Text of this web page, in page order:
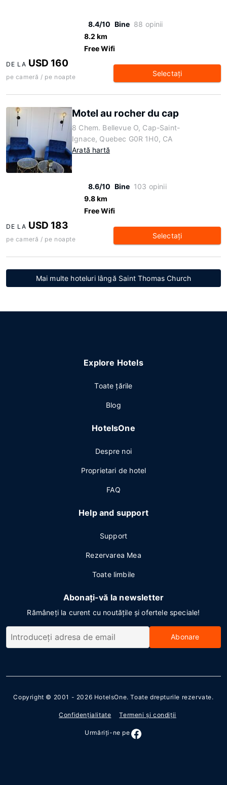
8.4/10 Bine 88 opinii
8.2 km
Free Wifi
DE LA USD 160
pe cameră / pe noapte Selectaţi
Motel au rocher du cap
8 Chem. Bellevue O, Cap-Saint-
Ignace, Quebec G0R 1H0, CA
Arată hartă
8.6/10 Bine 103 opinii
9.8 km
Free Wifi
DE LA USD 183
pe cameră / pe noapte Selectaţi
Mai multe hoteluri lângă Saint Thomas Church
Explore Hotels
Toate ţările
Blog
HotelsOne
Despre noi
Proprietari de hotel
FAQ
Help and support
Support
Rezervarea Mea
Toate limbile
Abonați-vă la newsletter
Rămâneți la curent cu noutățile și ofertele speciale!
Abonare
Copyright © 2001 - 2026 HotelsOne. Toate drepturile rezervate.
Confidenţialitate Termeni şi condiţii
Urmăriţi-ne pe